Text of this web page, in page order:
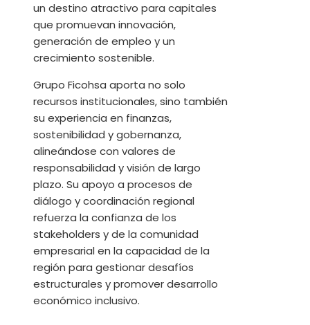
un destino atractivo para capitales
que promuevan innovación,
generación de empleo y un
crecimiento sostenible.
Grupo Ficohsa aporta no solo
recursos institucionales, sino también
su experiencia en finanzas,
sostenibilidad y gobernanza,
alineándose con valores de
responsabilidad y visión de largo
plazo. Su apoyo a procesos de
diálogo y coordinación regional
refuerza la confianza de los
stakeholders y de la comunidad
empresarial en la capacidad de la
región para gestionar desafíos
estructurales y promover desarrollo
económico inclusivo.